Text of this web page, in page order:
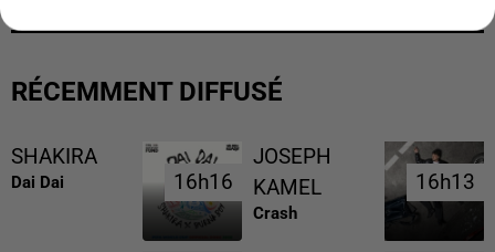
RÉCEMMENT DIFFUSÉ
SHAKIRA
Dai Dai 16h16
16h16
JOSEPH
KAMEL
Crash
16h13
16h13